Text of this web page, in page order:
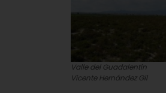
Valle del Guadalentín
Vicente Hernández Gil